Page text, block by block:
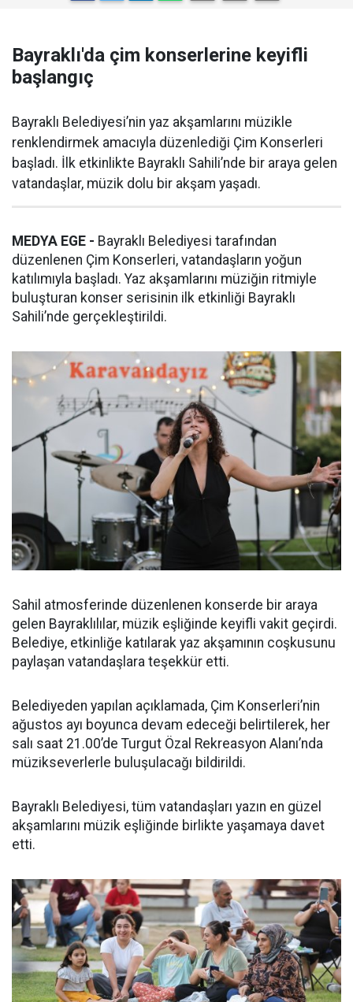
Bayraklı'da çim konserlerine keyifli
başlangıç
Bayraklı Belediyesi’nin yaz akşamlarını müzikle
renklendirmek amacıyla düzenlediği Çim Konserleri
başladı. İlk etkinlikte Bayraklı Sahili’nde bir araya gelen
vatandaşlar, müzik dolu bir akşam yaşadı.
MEDYA EGE - Bayraklı Belediyesi tarafından
düzenlenen Çim Konserleri, vatandaşların yoğun
katılımıyla başladı. Yaz akşamlarını müziğin ritmiyle
buluşturan konser serisinin ilk etkinliği Bayraklı
Sahili’nde gerçekleştirildi.
Sahil atmosferinde düzenlenen konserde bir araya
gelen Bayraklılılar, müzik eşliğinde keyifli vakit geçirdi.
Belediye, etkinliğe katılarak yaz akşamının coşkusunu
paylaşan vatandaşlara teşekkür etti.
Belediyeden yapılan açıklamada, Çim Konserleri’nin
ağustos ayı boyunca devam edeceği belirtilerek, her
salı saat 21.00’de Turgut Özal Rekreasyon Alanı’nda
müzikseverlerle buluşulacağı bildirildi.
Bayraklı Belediyesi, tüm vatandaşları yazın en güzel
akşamlarını müzik eşliğinde birlikte yaşamaya davet
etti.